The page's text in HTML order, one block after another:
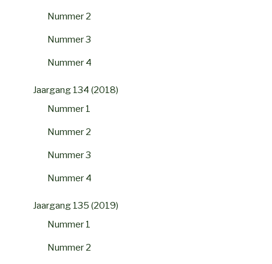
Nummer 2
Nummer 3
Nummer 4
Jaargang 134 (2018)
Nummer 1
Nummer 2
Nummer 3
Nummer 4
Jaargang 135 (2019)
Nummer 1
Nummer 2